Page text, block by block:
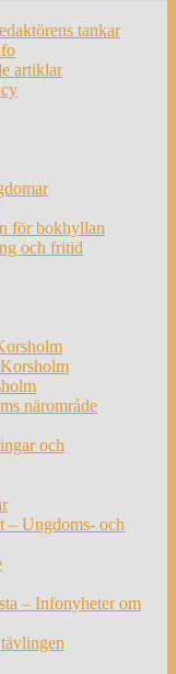
tankar
artiklar
för bokhyllan
och fritid
närområde
och
– Ungdoms- och
– Infonyheter om